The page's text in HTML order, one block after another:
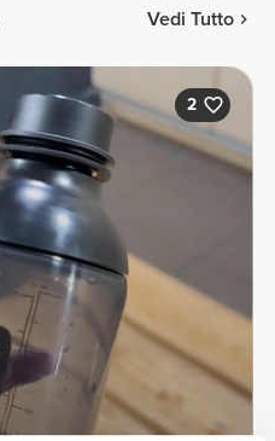
Vedi Tutto
2